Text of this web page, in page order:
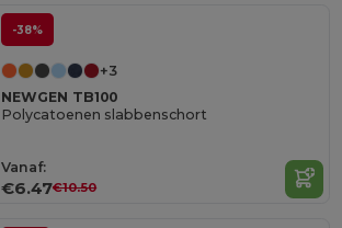
-38%
+3
NEWGEN TB100
Polycatoenen slabbenschort
Vanaf:
€6.47€10.50